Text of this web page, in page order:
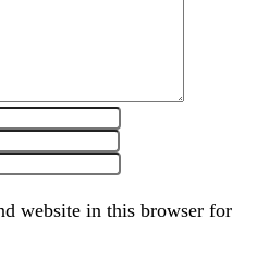
website in this browser for